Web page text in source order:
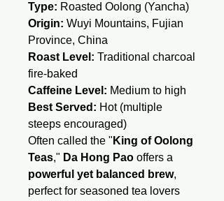
Type: Roasted Oolong (Yancha)
Origin: Wuyi Mountains, Fujian
Province, China
Roast Level: Traditional charcoal
fire-baked
Caffeine Level: Medium to high
Best Served: Hot (multiple
steeps encouraged)
Often called the " King of Oolong
Teas," Da Hong Pao offers a
powerful yet balanced brew,
perfect for seasoned tea lovers